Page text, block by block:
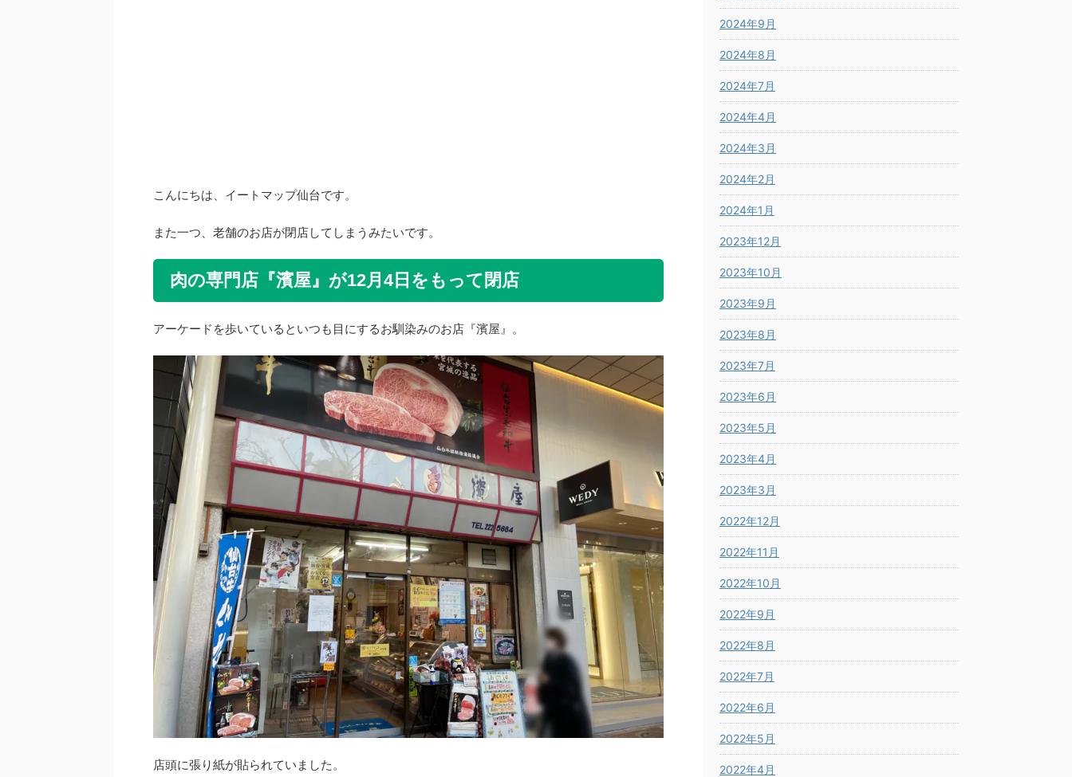
こんにちは、イートマップ仙台です。
また一つ、老舗のお店が閉店してしまうみたいです。
肉の専門店『濱屋』が12月4日をもって閉店
アーケードを歩いているといつも目にするお馴染みのお店『濱屋』。
店頭に張り紙が貼られていました。
2024年9月
2024年8月
2024年7月
2024年4月
2024年3月
2024年2月
2024年1月
2023年12月
2023年10月
2023年9月
2023年8月
2023年7月
2023年6月
2023年5月
2023年4月
2023年3月
2022年12月
2022年11月
2022年10月
2022年9月
2022年8月
2022年7月
2022年6月
2022年5月
2022年4月